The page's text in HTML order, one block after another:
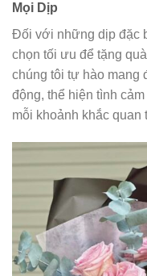
Mọi Dịp
Đối với những dịp đặc
chọn tối ưu để tặng
chúng tôi tự hào mang
động, thể hiện tình
mỗi khoảnh khắc quan